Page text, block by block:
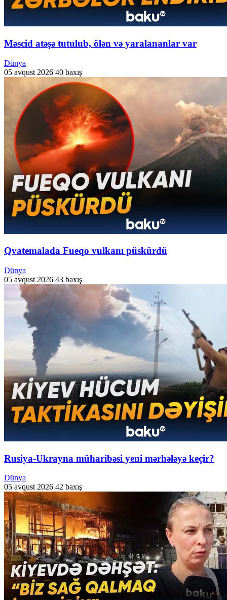
Məscid atəşə tutulub, ölən və yaralananlar var
Dünya
05 avqust 2026 40 baxış
Qvatemalada Fueqo vulkanı püskürdü
Dünya
05 avqust 2026 43 baxış
Rusiya-Ukrayna müharibəsi yeni mərhələyə keçir?
Dünya
05 avqust 2026 42 baxış